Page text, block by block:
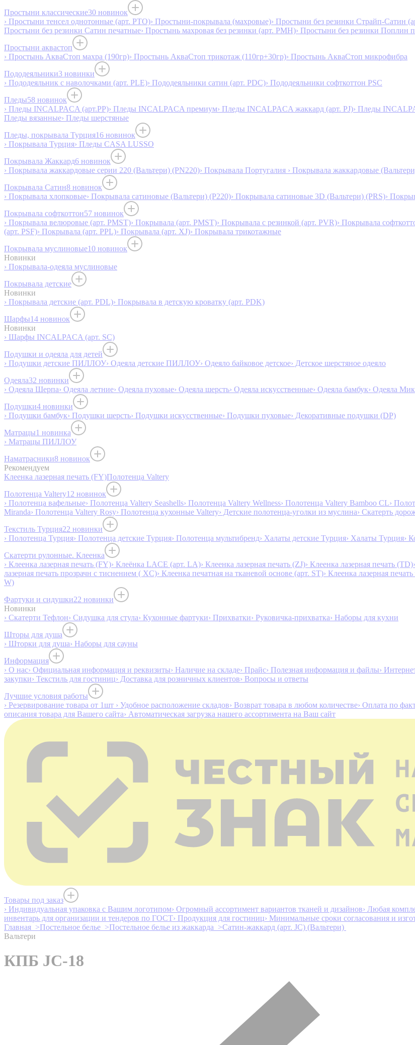
Простыни классические30 новинок
› Простыни тенсел однотонные (арт. PTO)› Простыни-покрывала (махровые)› Простыни без резинки Страйп-Сатин
Простыни без резинки Сатин печатные› Простынь махровая без резинки (арт. PMH)› Простыни без резинки Поплин
Простыни аквастоп
› Простынь АкваСтоп махра (190гр)› Простынь АкваСтоп трикотаж (110гр+30гр)› Простынь АкваСтоп микрофибра
Пододеяльники3 новинки
› Пододеяльник с наволочками (арт. PLE)› Пододеяльники сатин (арт. PDC)› Пододеяльники софткоттон PSC
Пледы58 новинок
› Пледы INCALPACA (арт.PP)› Пледы INCALPACA премиум› Пледы INCALPACA жаккард (арт. PJ)› Пледы
Пледы вязанные› Пледы шерстяные
Пледы, покрывала Турция16 новинок
› Покрывала Турция› Пледы CASA LUSSO
Покрывала Жаккард6 новинок
› Покрывала жаккардовые серии 220 (Вальтери) (PN220)› Покрывала Португалия › Покрывала жаккардовые
Покрывала Сатин8 новинок
› Покрывала хлопковые› Покрывала сатиновые (Вальтери) (P220)› Покрывала сатиновые 3D (Вальтери) (PRS)›
Покрывала софткоттон57 новинок
› Покрывала велюровые (арт. PMST)› Покрывала (арт. PMST)› Покрывала с резинкой (арт. PVR)› Покрывала
(арт. PSF)› Покрывала (арт. PPL)› Покрывала (арт. XJ)› Покрывала трикотажные
Покрывала муслиновые10 новинок
Новинки
› Покрывала-одеяла муслиновые
Покрывала детские
Новинки
› Покрывала детские (арт. PDL)› Покрывала в детскую кроватку (арт. PDK)
Шарфы14 новинок
Новинки
› Шарфы INCALPACA (арт. SC)
Подушки и одеяла для детей
› Подушки детские ПИЛЛОУ› Одеяла детские ПИЛЛОУ› Одеяло байковое детское› Детское шерстяное одеяло
Одеяла32 новинки
› Одеяла Шерпа› Одеяла летние› Одеяла пуховые› Одеяла шерсть› Одеяла искусственные› Одеяла бамбук› Одеяла
Подушки4 новинки
› Подушки бамбук› Подушки шерсть› Подушки искусственные› Подушки пуховые› Декоративные подушки (DP)
Матрацы1 новинка
› Матрацы ПИЛЛОУ
Наматрасники8 новинок
Рекомендуем
Клеенка лазерная печать (FY)Полотенца Valtery
Полотенца Valtery12 новинок
› Полотенца вафельные› Полотенца Valtery Seashells› Полотенца Valtery Wellness› Полотенца Valtery Bamboo CL›
Miranda› Полотенца Valtery Rosy› Полотенца кухонные Valtery› Детские полотенца-уголки из муслина› Скатерть
Текстиль Турция22 новинки
› Полотенца Турция› Полотенца детские Турция› Полотенца мультибренд› Халаты детские Турция› Халаты Турция›
Скатерти рулонные. Клеенка
› Клеенка лазерная печать (FY)› Клеёнка LACE (арт. LA)› Клеенка лазерная печать (ZJ)› Клеенка лазерная печать (TD)
лазерная печать прозрачн с тиснением ( XC)› Клеенка печатная на тканевой основе (арт. ST)› Клеенка лазерная
W)
Фартуки и сидушки22 новинки
Новинки
› Скатерти Тефлон› Сидушка для стула› Кухонные фартуки› Прихватки› Руковичка-прихватка› Наборы для кухни
Шторы для душа
› Шторки для душа› Наборы для сауны
Информация
› О нас› Официальная информация и реквизиты› Наличие на складе› Прайс› Полезная информация и файлы›
закупки› Текстиль для гостиниц› Доставка для розничных клиентов› Вопросы и ответы
Лучшие условия работы
› Резервирование товара от 1шт › Удобное расположение складов› Возврат товара в любом количестве› Оплата по
описания товара для Вашего сайта› Автоматическая загрузка нашего ассортимента на Ваш сайт
Товары под заказ
› Индивидуальная упаковка с Вашим логотипом› Огромный ассортимент вариантов тканей и дизайнов› Любая
инвентарь для организации и тендеров по ГОСТ› Продукция для гостиниц› Минимальные сроки согласования и
Главная >Постельное белье >Постельное белье из жаккарда >Сатин-жаккард (арт. JC) (Вальтери)
Вальтери
КПБ JC-18